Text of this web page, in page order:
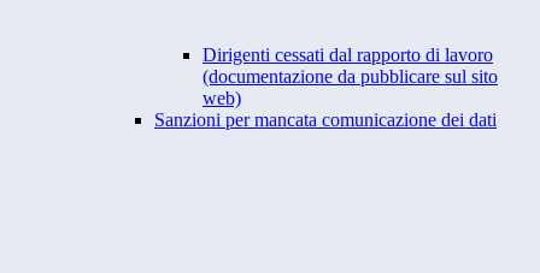
Dirigenti cessati dal rapporto di lavoro
(documentazione da pubblicare sul sito
web)
Sanzioni per mancata comunicazione dei dati